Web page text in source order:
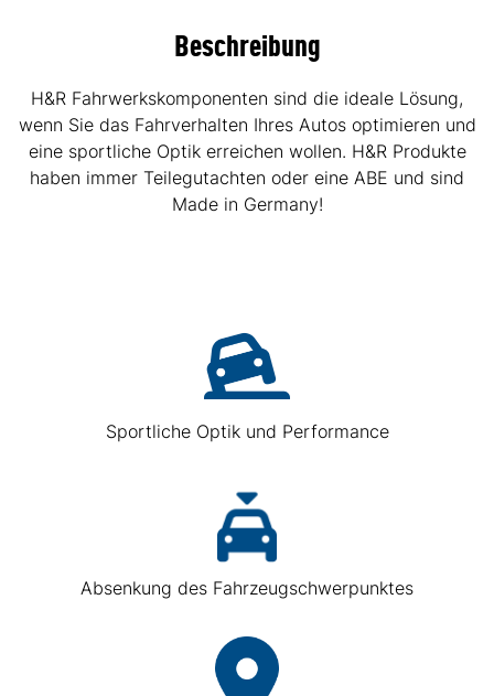
Beschreibung
H&R Fahrwerkskomponenten sind die ideale Lösung,
wenn Sie das Fahrverhalten Ihres Autos optimieren und
eine sportliche Optik erreichen wollen. H&R Produkte
haben immer Teilegutachten oder eine ABE und sind
Made in Germany!
Sportliche Optik und Performance
Absenkung des Fahrzeugschwerpunktes